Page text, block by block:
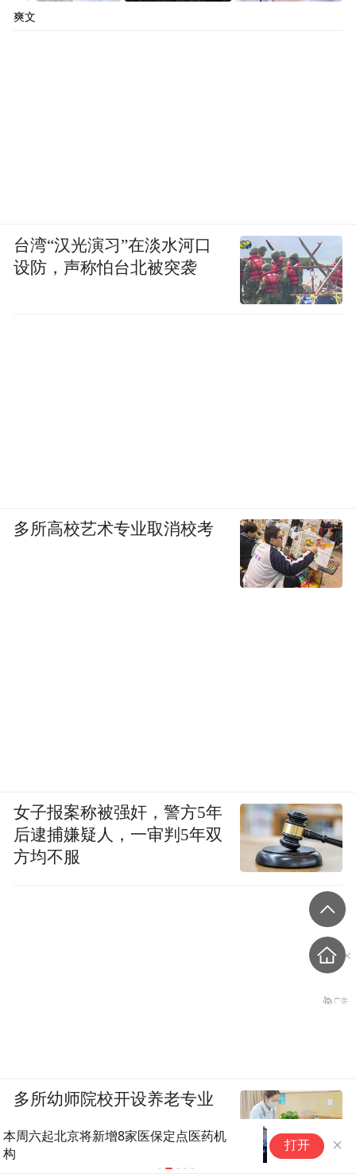
“两米警长”罗晨林：暑运一线守
打开
爽文
台湾“汉光演习”在淡水河口
设防，声称怕台北被突袭
多所高校艺术专业取消校考
女子报案称被强奸，警方5年
后逮捕嫌疑人，一审判5年双
方均不服
多所幼师院校开设养老专业